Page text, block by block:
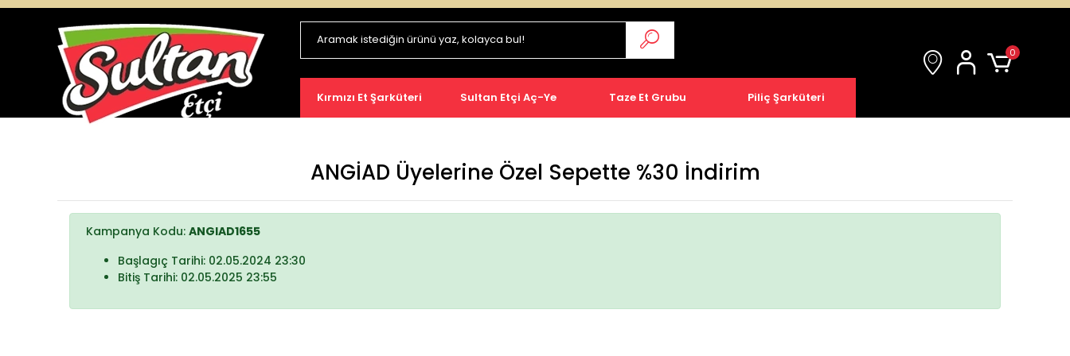
0
Kırmızı Et Şarküteri Sultan Etçi Aç-Ye Taze Et Grubu Piliç Şarküteri
ANGİAD Üyelerine Özel Sepette %30 İndirim
Kampanya Kodu: ANGIAD1655
Başlagıç Tarihi: 02.05.2024 23:30
Bitiş Tarihi: 02.05.2025 23:55